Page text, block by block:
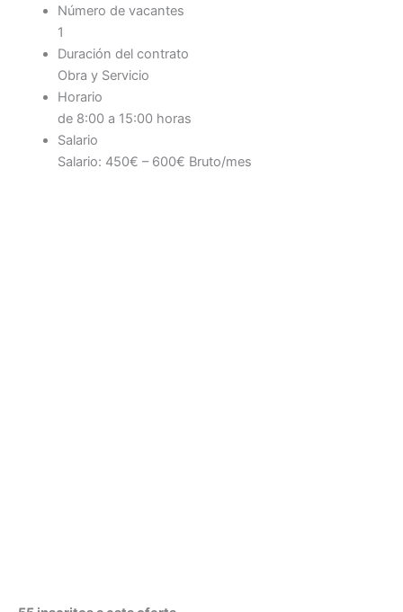
Número de vacantes
1
Duración del contrato
Obra y Servicio
Horario
de 8:00 a 15:00 horas
Salario
Salario: 450€ – 600€ Bruto/mes